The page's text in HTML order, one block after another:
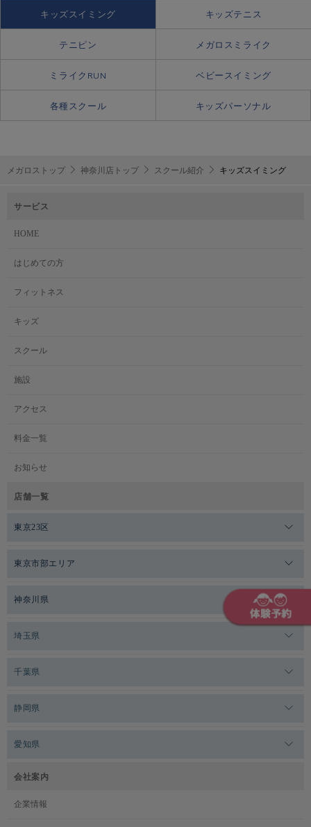
キッズスイミング キッズテニス
テニピン メガロスミライク
ミライクRUN ベビースイミング
各種スクール キッズパーソナル
メガロストップ 神奈川店トップ スクール紹介 キッズスイミング
サービス
HOME
はじめての方
フィットネス
キッズ
スクール
施設
アクセス
料金一覧
お知らせ
店舗一覧
東京23区
メガロス田端
メガロスルフレ田端
東京市部エリア
メガロスルフレ武蔵小金井
メガロス小平テニススクール
神奈川県
メガロス日吉
メガロス綱島
メガロスルフレ綱島
埼玉県
千葉県
静岡県
愛知県
メガロステラッセ納屋橋
メガロス千種
会社案内
企業情報